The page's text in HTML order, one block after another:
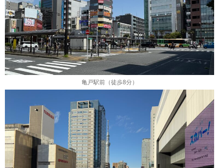
亀戸駅前（徒歩8分）